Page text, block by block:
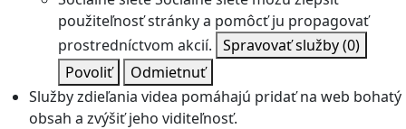
použiteľnosť stránky a pomôcť ju propagovať
prostredníctvom akcií. Spravovať služby(0)
Povoliť
Odmietnuť
Služby zdieľania videa pomáhajú pridať na web bohatý
obsah a zvýšiť jeho viditeľnosť.